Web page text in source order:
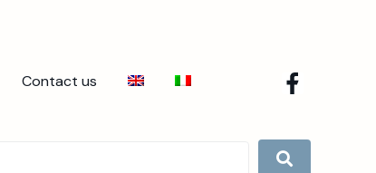
Contact us